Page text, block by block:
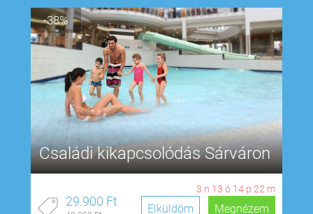
-38%
Családi kikapcsolódás Sárváron
3 n 13 ó 14 p 21 m
29.900 Ft
Megnézem
Elküldöm